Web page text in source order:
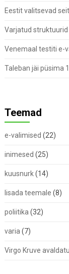
Eestit valitsevad
Varjatud
Venemaal testiti e-
Taleban jäi püsima
Teemad
e-valimised (22)
inimesed (25)
kuusnurk(14)
lisada teemale (8)
poliitika (32)
varia (7)
Virgo Kruve